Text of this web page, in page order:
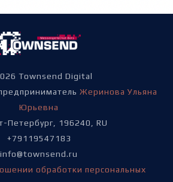
Townsend Digital
Жеринова Ульяна
Юрьевна
Петербург, 196240, RU
+79119547183
info@townsend.ru
обработки персональных